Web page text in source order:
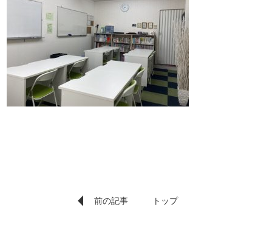
前の記事 トップ